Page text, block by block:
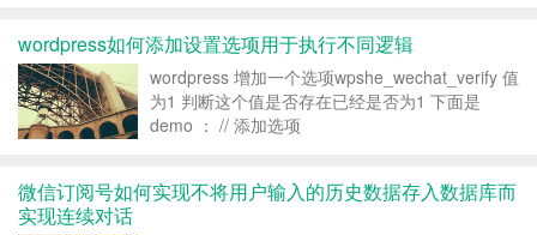
wordpress如何添加设置选项用于执行不同逻辑
wordpress 增加一个选项wpshe_wechat_verify 值
为1 判断这个值是否存在已经是否为1 下面是
demo ： // 添加选项
微信订阅号如何实现不将用户输入的历史数据存入数据库而
实现连续对话